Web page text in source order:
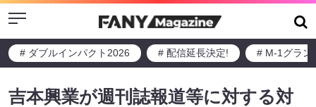
Menu
# ダブルインパクト2026 # 配信延長決定! # M-1グラン
吉本興業が週刊誌報道等に対する対